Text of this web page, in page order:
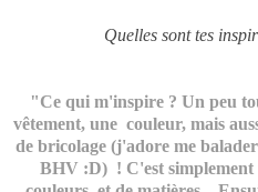
Quelles sont tes
"Ce qui m'inspire ? Un peu
vêtement, une couleur, mais
de bricolage (j'adore me
BHV :D) ! C'est simplement